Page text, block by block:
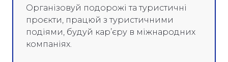
Організовуй подорожі та туристичні
проєкти, працюй з туристичними
подіями, будуй кар’єру в міжнародних
компаніях.